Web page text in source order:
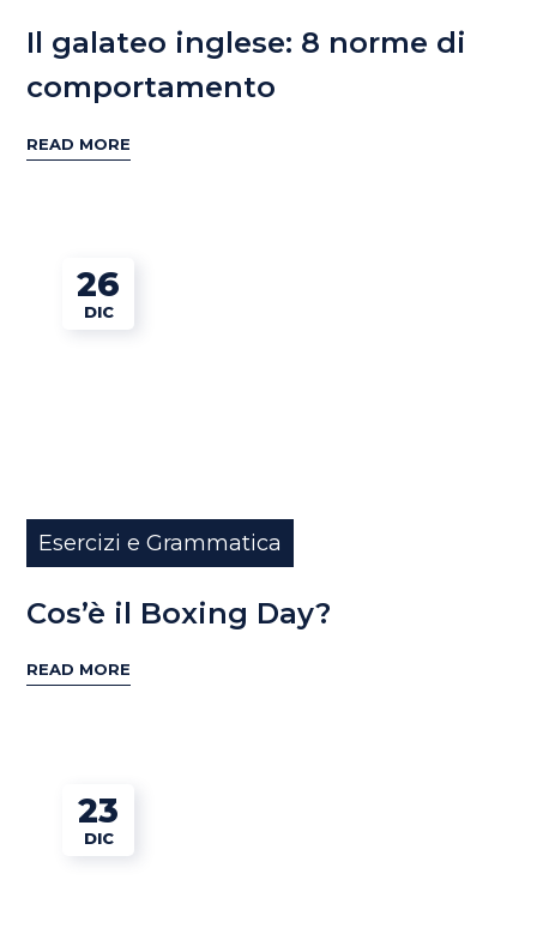
Il galateo inglese: 8 norme di
comportamento
READ MORE
26
DIC
Esercizi e Grammatica
Cos’è il Boxing Day?
READ MORE
23
DIC